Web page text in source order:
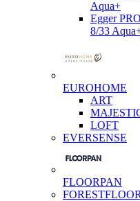
Aqua+
Egger
8/33
EUROHOME
ART
LOFT
EVERSENSE
FLOORPAN
FORESTFLOOR